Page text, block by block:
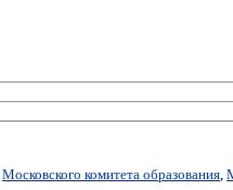
Московского комитета образования,